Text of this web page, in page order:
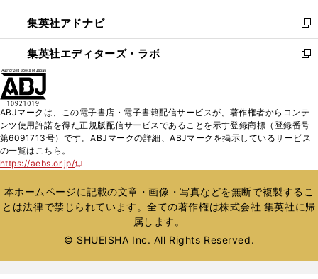
開
く
ウ
で
開
く
ン
ド
ウ
で
ウ
ィ
ン
ド
く
集英社アドナビ
新
し
い
ド
ウ
で
集英社エディターズ・ラボ
新
ィ
ン
ド
開
く
ABJマークは、この電子書店・電子書籍配信サービスが、著作権者からコンテ
ンツ使用許諾を得た正規版配信サービスであることを示す登録商標（登録番号
第6091713号）です。ABJマークの詳細、ABJマークを掲示しているサービス
の一覧はこちら。
https://aebs.or.jp/
新
い
ウ
ィ
ウ
本ホームページに記載の文章・画像・写真などを無断で複製するこ
とは法律で禁じられています。全ての著作権は株式会社 集英社に帰
属します。
© SHUEISHA Inc. All Rights Reserved.